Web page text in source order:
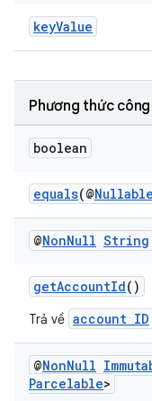
keyValue
Phương thức công
boolean
equals(@Nullable
@NonNull String
getAccountId()
Trả về account ID
@NonNull
Parcelable>